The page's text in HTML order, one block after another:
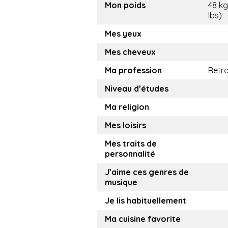
Mon poids
48
lbs)
Mes yeux
Mes cheveux
Ma profession
Niveau d’études
Ma religion
Mes loisirs
Mes traits de
personnalité
J’aime ces genres de
musique
Je lis habituellement
Ma cuisine favorite